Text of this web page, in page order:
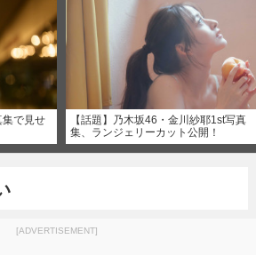
で見せ
【話題】乃木坂46・金川紗耶1st写真
集、ランジェリーカット公開！
[ADVERTISEMENT]